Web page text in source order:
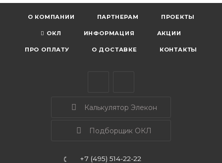
О КОМПАНИИ ПАРТНЕРАМ ПРОЕКТЫ
ОКЛ ИНФОРМАЦИЯ АКЦИИ
ПРО ОПЛАТУ О ДОСТАВКЕ КОНТАКТЫ
Калькулятор Элекон
Подборщик ОКЛ
+7 (495) 514-22-22